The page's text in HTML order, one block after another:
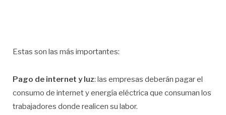
Estas son las más importantes:
Pago de internet y luz: las empresas deberán pagar el
consumo de internet y energía eléctrica que consuman los
trabajadores donde realicen su labor.